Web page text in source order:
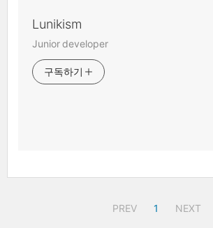
Lunikism
Junior developer
구독하기
PREV 1 NEXT